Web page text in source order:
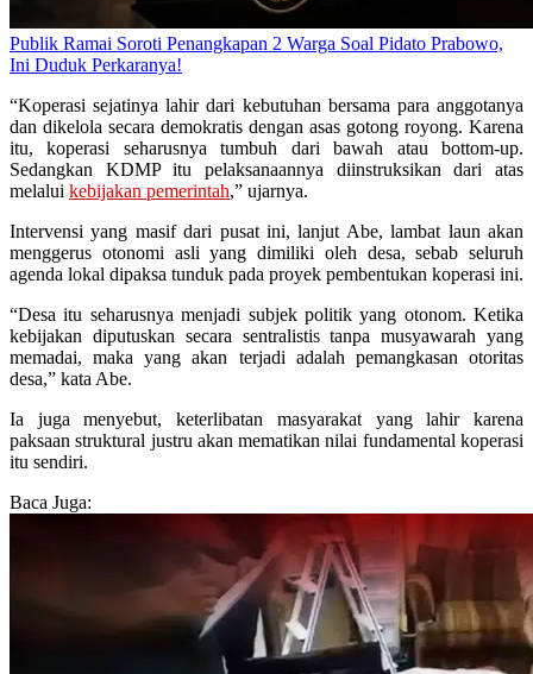
Publik Ramai Soroti Penangkapan 2 Warga Soal Pidato Prabowo,
Ini Duduk Perkaranya!
“Koperasi sejatinya lahir dari kebutuhan bersama para anggotanya
dan dikelola secara demokratis dengan asas gotong royong. Karena
itu, koperasi seharusnya tumbuh dari bawah atau bottom-up.
Sedangkan KDMP itu pelaksanaannya diinstruksikan dari atas
melalui kebijakan pemerintah,” ujarnya.
Intervensi yang masif dari pusat ini, lanjut Abe, lambat laun akan
menggerus otonomi asli yang dimiliki oleh desa, sebab seluruh
agenda lokal dipaksa tunduk pada proyek pembentukan koperasi ini.
“Desa itu seharusnya menjadi subjek politik yang otonom. Ketika
kebijakan diputuskan secara sentralistis tanpa musyawarah yang
memadai, maka yang akan terjadi adalah pemangkasan otoritas
desa,” kata Abe.
Ia juga menyebut, keterlibatan masyarakat yang lahir karena
paksaan struktural justru akan mematikan nilai fundamental koperasi
itu sendiri.
Baca Juga: